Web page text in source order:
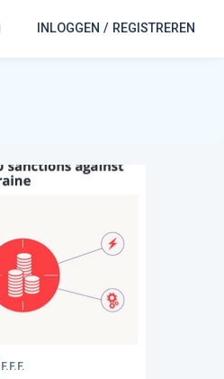
INLOGGEN / REGISTREREN
F.F.F.